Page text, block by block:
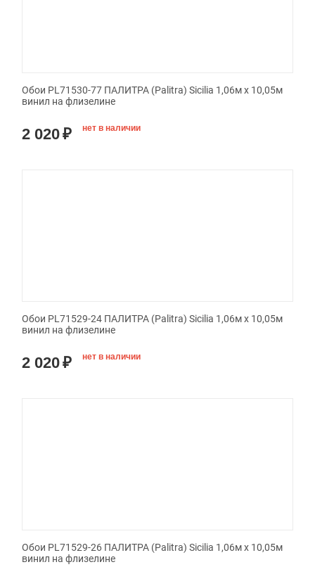
Обои PL71530-77 ПАЛИТРА (Palitra) Sicilia 1,06м х 10,05м
винил на флизелине
2 020₽ нет в наличии
Обои PL71529-24 ПАЛИТРА (Palitra) Sicilia 1,06м х 10,05м
винил на флизелине
2 020₽ нет в наличии
Обои PL71529-26 ПАЛИТРА (Palitra) Sicilia 1,06м х 10,05м
винил на флизелине